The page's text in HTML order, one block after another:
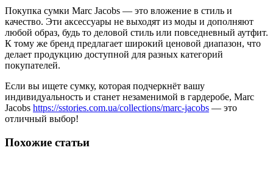
Покупка сумки Marc Jacobs — это вложение в стиль и
качество. Эти аксессуары не выходят из моды и дополняют
любой образ, будь то деловой стиль или повседневный аутфит.
К тому же бренд предлагает широкий ценовой диапазон, что
делает продукцию доступной для разных категорий
покупателей.
Если вы ищете сумку, которая подчеркнёт вашу
индивидуальность и станет незаменимой в гардеробе, Marc
Jacobs https://sstories.com.ua/collections/marc-jacobs — это
отличный выбор!
Похожие статьи